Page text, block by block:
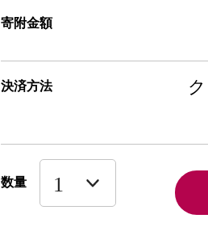
寄附金額
決済方法
数量